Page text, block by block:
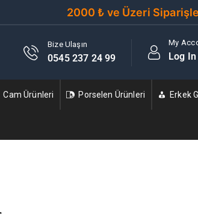
2000 ₺ ve Üzeri
Bize Ulaşın
0545 237 24 99
My
Log In
Cam Ürünleri Porselen Ürünleri Erkek